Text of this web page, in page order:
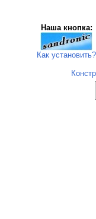
Наша кнопка:
Как установить?